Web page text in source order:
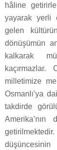
hâline
yayarak yerli
gelen
dönüşümün
kalkarak
kaçırmazlar.
milletimize
Osmanlı’ya
takdirde
Amerika’nın